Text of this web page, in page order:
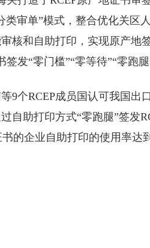
审单”模式，整合优化关区
核和自助打印，实现原产地
发“零门槛”“零等待”“零跑腿
9个RCEP成员国认可我国出
自助打印方式“零跑腿”签发
的企业自助打印的使用率达到